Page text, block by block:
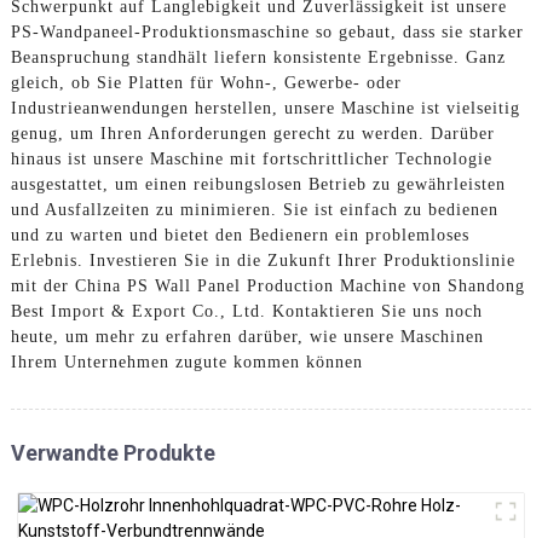
Schwerpunkt auf Langlebigkeit und Zuverlässigkeit ist unsere
PS-Wandpaneel-Produktionsmaschine so gebaut, dass sie starker
Beanspruchung standhält liefern konsistente Ergebnisse. Ganz
gleich, ob Sie Platten für Wohn-, Gewerbe- oder
Industrieanwendungen herstellen, unsere Maschine ist vielseitig
genug, um Ihren Anforderungen gerecht zu werden. Darüber
hinaus ist unsere Maschine mit fortschrittlicher Technologie
ausgestattet, um einen reibungslosen Betrieb zu gewährleisten
und Ausfallzeiten zu minimieren. Sie ist einfach zu bedienen
und zu warten und bietet den Bedienern ein problemloses
Erlebnis. Investieren Sie in die Zukunft Ihrer Produktionslinie
mit der China PS Wall Panel Production Machine von Shandong
Best Import & Export Co., Ltd. Kontaktieren Sie uns noch
heute, um mehr zu erfahren darüber, wie unsere Maschinen
Ihrem Unternehmen zugute kommen können
Verwandte Produkte